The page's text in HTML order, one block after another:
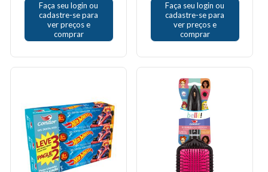
Faça seu login ou
cadastre-se para
ver preços e
comprar
Faça seu login ou
cadastre-se para
ver preços e
comprar